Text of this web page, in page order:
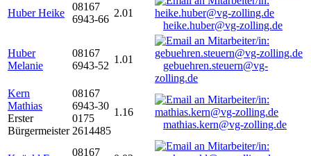
Huber Heike
08167
6943-66
2.01
heike.huber@vg-zolling.de
Huber
Melanie
08167
6943-52
1.01
gebuehren.steuern@vg-
zolling.de
Kern
Mathias
Erster
Bürgermeister
08167
6943-30
0175
2614485
1.16
mathias.kern@vg-zolling.de
08167